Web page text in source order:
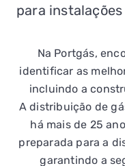
para
Na Portgás,
identificar as
incluindo a
A distribuição de
há mais de 25
preparada para a
garantindo a